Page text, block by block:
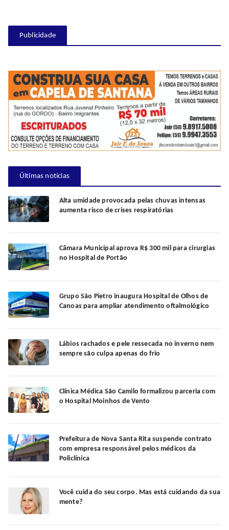
Publicidade
Últimas notícias
Alta umidade provocada pelas chuvas intensas
aumenta risco de crises respiratórias
Câmara Municipal aprova R$ 300 mil para cirurgias
no Hospital de Portão
Grupo São Pietro inaugura Hospital de Olhos de
Canoas para ampliar atendimento oftalmológico
Lábios rachados e pele ressecada no inverno nem
sempre são culpa apenas do frio
Clínica Médica São Camilo formalizou parceria com
o Hospital Moinhos de Vento
Prefeitura de Nova Santa Rita suspende contrato
com empresa responsável pelos médicos da
Policlínica
Você cuida do seu corpo. Mas está cuidando da sua
mente?